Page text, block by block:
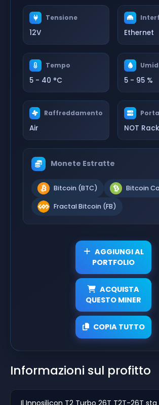
Tensione
12V Ethernet
Tempo
5 - 40 °C 5 - 95 %
Raffreddamento
Air NOT Rack
Monete Estratte
Bitcoin (BTC) Bitcoin
Fractal Bitcoin (FB)
AGGIUNGI AL
PORTFOLIO
ACQUISTA
QUESTO MINER
COPIA TUTTO
Informazioni sul profitto
Il Innosilicon T2 Turbo 26T T2T-26T